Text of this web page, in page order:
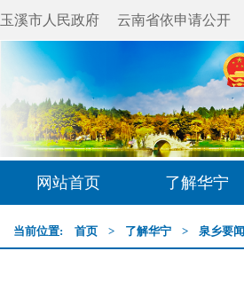
玉溪市人民政府 云南省依申请公开
网站首页 了解华宁
当前位置: 首页 > 了解华宁 > 泉乡要闻